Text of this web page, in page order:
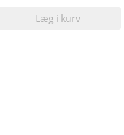
Læg i kurv